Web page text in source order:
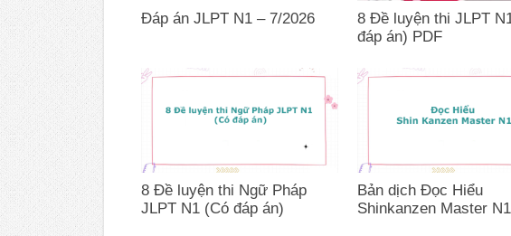
Đáp án JLPT N1 – 7/2026
8 Đề luyện thi JLPT
đáp án) PDF
8 Đề luyện thi Ngữ Pháp
JLPT N1 (Có đáp án)
Bản dịch Đọc Hiểu
Shinkanzen Master